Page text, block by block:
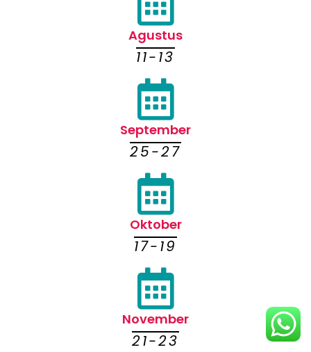
Agustus
11-13
September
25-27
Oktober
17-19
November
21-23